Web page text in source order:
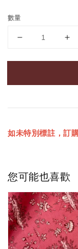
數量
如未特別標註，訂
您可能也喜歡